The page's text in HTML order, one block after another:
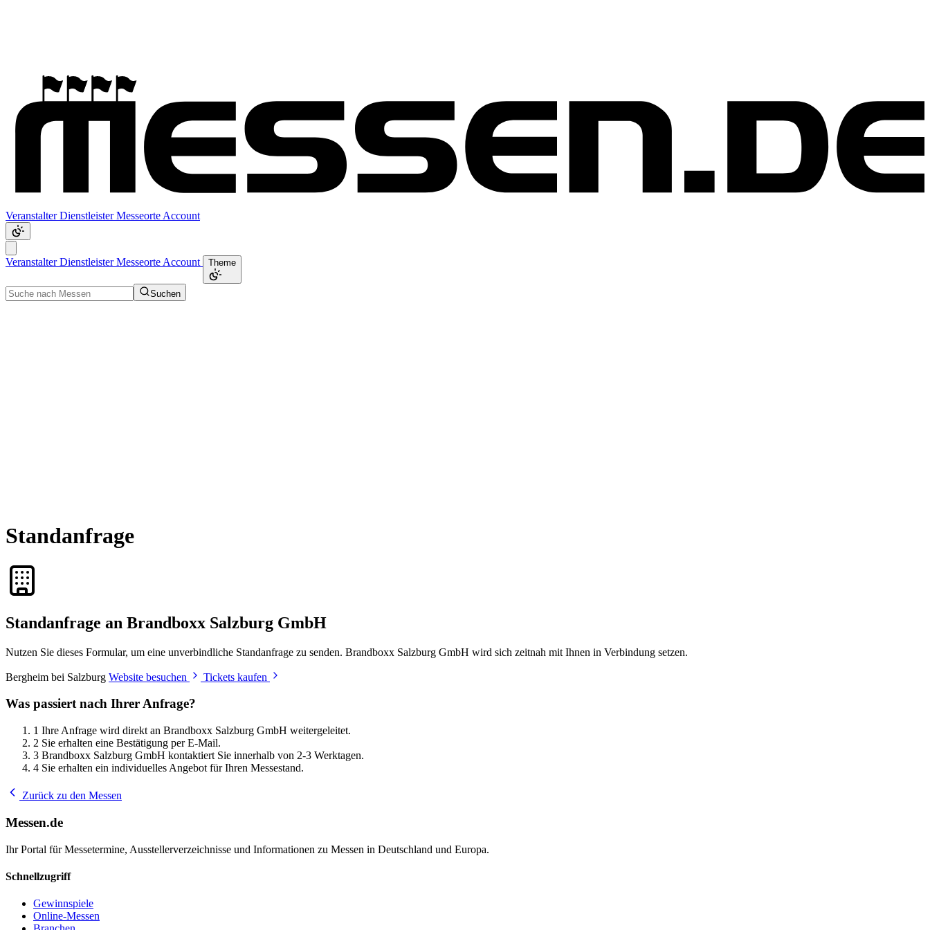
VeranstalterDienstleisterMesseorte Account
VeranstalterDienstleisterMesseorte Account Theme
Suchen
Standanfrage
Standanfrage an Brandboxx Salzburg GmbH
Nutzen Sie dieses Formular, um eine unverbindliche Standanfrage zu senden. Brandboxx Salzburg GmbH wird sich zeitnah mit Ihnen in Verbindung setzen.
Bergheim bei Salzburg Website besuchen Tickets kaufen
Was passiert nach Ihrer Anfrage?
1 Ihre Anfrage wird direkt an Brandboxx Salzburg GmbH weitergeleitet.
2 Sie erhalten eine Bestätigung per E-Mail.
3 Brandboxx Salzburg GmbH kontaktiert Sie innerhalb von 2-3 Werktagen.
4 Sie erhalten ein individuelles Angebot für Ihren Messestand.
Zurück zu den Messen
Messen.de
Ihr Portal für Messetermine, Ausstellerverzeichnisse und Informationen zu Messen in Deutschland und Europa.
Schnellzugriff
Gewinnspiele
Online-Messen